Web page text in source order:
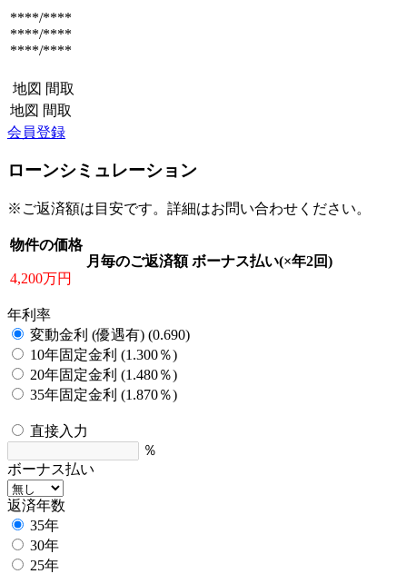
****/****
****/****
****/****
地図 間取
地図 間取
会員登録
ローンシミュレーション
※ご返済額は目安です。詳細はお問い合わせください。
物件の価格
4,200万円
月毎のご返済額 ボーナス払い(×年2回)
年利率
変動金利 (優遇有) (0.690)
10年固定金利 (1.300％)
20年固定金利 (1.480％)
35年固定金利 (1.870％)
直接入力
％
ボーナス払い
返済年数
35年
30年
25年